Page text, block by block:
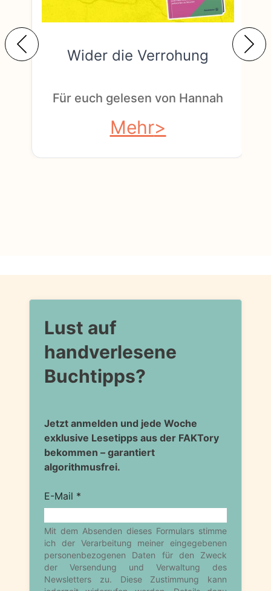
Wider die Verrohung
Für euch gelesen von Hannah
Mehr
Lust auf
handverlesene
Buchtipps?